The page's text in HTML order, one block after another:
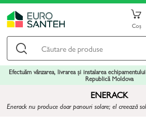
Coș
Efectuăm vânzarea, livrarea și instalarea
Republică Moldova
ENERACK
Enerack nu produce doar panouri solare; el creează